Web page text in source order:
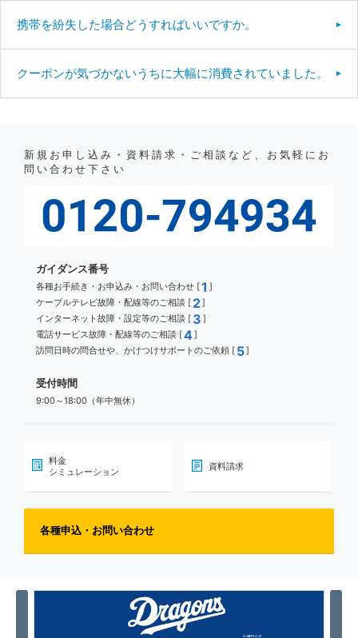
携帯を紛失した場合どうすればいいですか。
クーポンが気づかないうちに大幅に消費されていました。
新規お申し込み・資料請求・ご相談など、お気軽にお
問い合わせ下さい
ガイダンス番号
各種お手続き・お申込み・お問い合わせ [1 ]
ケーブルテレビ故障・配線等のご相談 [ 2]
インターネット故障・設定等のご相談 [ 3 ]
電話サービス故障・配線等のご相談 [4]
訪問日時の問合せや、かけつけサポートのご依頼 [ 5]
受付時間
9:00～18:00（年中無休）
料金
シミュレーション
資料請求
各種申込・お問い合わせ